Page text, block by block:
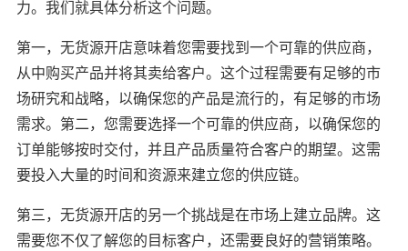
力。我们就具体分析这个问题。
第一，无货源开店意味着您需要找到一个可靠的供应商，
从中购买产品并将其卖给客户。这个过程需要有足够的市
场研究和战略，以确保您的产品是流行的，有足够的市场
需求。第二，您需要选择一个可靠的供应商，以确保您的
订单能够按时交付，并且产品质量符合客户的期望。这需
要投入大量的时间和资源来建立您的供应链。
第三，无货源开店的另一个挑战是在市场上建立品牌。这
需要您不仅了解您的目标客户，还需要良好的营销策略。